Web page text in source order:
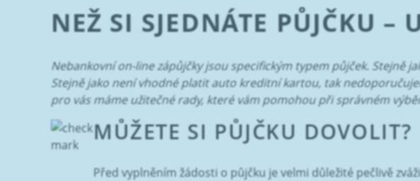
NEŽ SI SJEDNÁTE PŮJČKU –
Nebankovní on-line zápůjčky jsou specifickým typem půjček. Stejně
Stejně jako není vhodné platit auto kreditní kartou, tak
pro vás máme užitečné rady, které vám pomohou při správném
MŮŽETE SI PŮJČKU DOVOLIT?
Před vyplněním žádosti o půjčku je velmi důležité pečlivě